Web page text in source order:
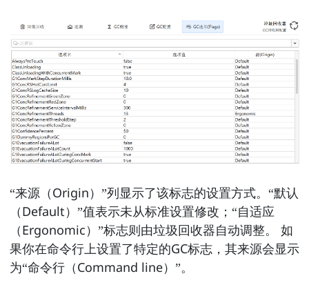
“来源（Origin）”列显示了该标志的设置方式。“默认
（Default）”值表示未从标准设置修改；“自适应
（Ergonomic）”标志则由垃圾回收器自动调整。 如
果你在命令行上设置了特定的GC标志，其来源会显示
为“命令行（Command line）”。